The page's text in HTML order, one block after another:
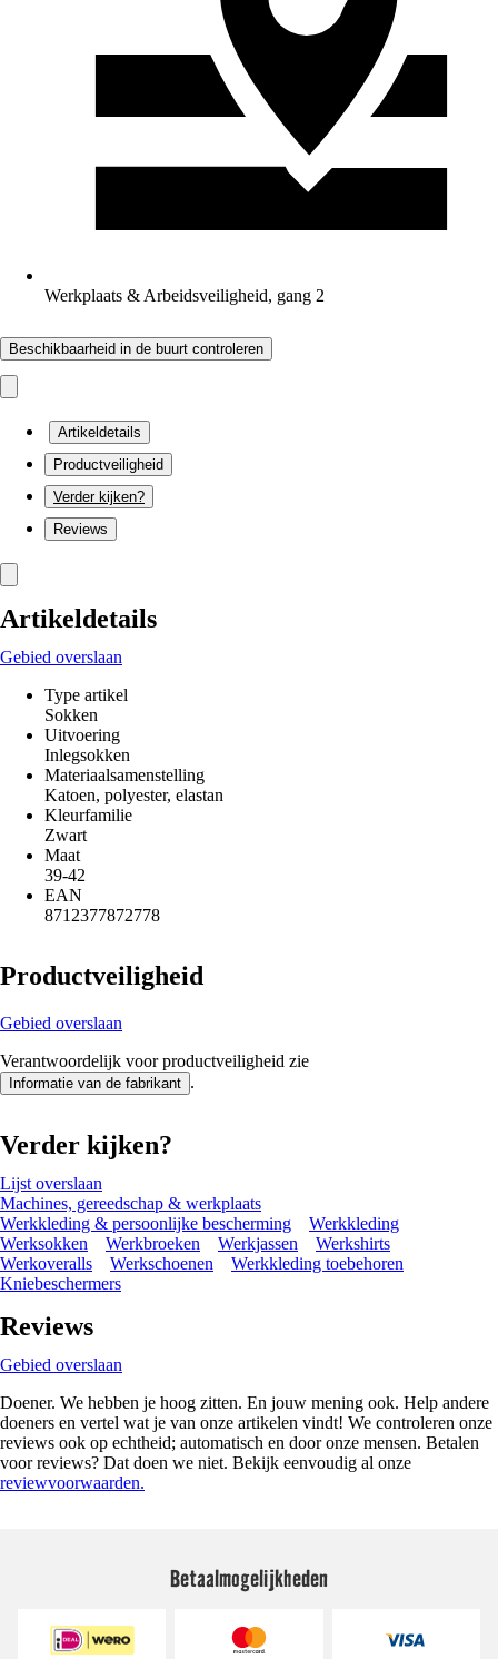
Werkplaats & Arbeidsveiligheid, gang 2
Beschikbaarheid in de buurt controleren
Artikeldetails
Productveiligheid
Verder kijken?
Reviews
Artikeldetails
Gebied overslaan
Type artikel
Sokken
Uitvoering
Inlegsokken
Materiaalsamenstelling
Katoen, polyester, elastan
Kleurfamilie
Zwart
Maat
39-42
EAN
8712377872778
Productveiligheid
Gebied overslaan
Verantwoordelijk voor productveiligheid zie
Informatie van de fabrikant .
Verder kijken?
Lijst overslaan
Machines, gereedschap & werkplaats
Werkkleding & persoonlijke bescherming
Werkkleding
Werksokken
Werkbroeken Werkjassen
Werkshirts
Werkoveralls
Werkschoenen
Werkkleding toebehoren
Kniebeschermers
Reviews
Gebied overslaan
Doener. We hebben je hoog zitten. En jouw mening ook. Help andere
doeners en vertel wat je van onze artikelen vindt! We controleren onze
reviews ook op echtheid; automatisch en door onze mensen. Betalen
voor reviews? Dat doen we niet. Bekijk eenvoudig al onze
reviewvoorwaarden.
Betaalmogelijkheden